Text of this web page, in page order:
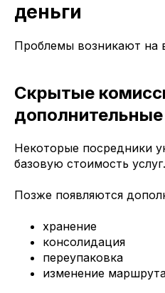
деньги
Проблемы возникают на
Скрытые
Некоторые посредники
базовую стоимость услуг.
Позже появляются
хранение
консолидация
переупаковка
изменение